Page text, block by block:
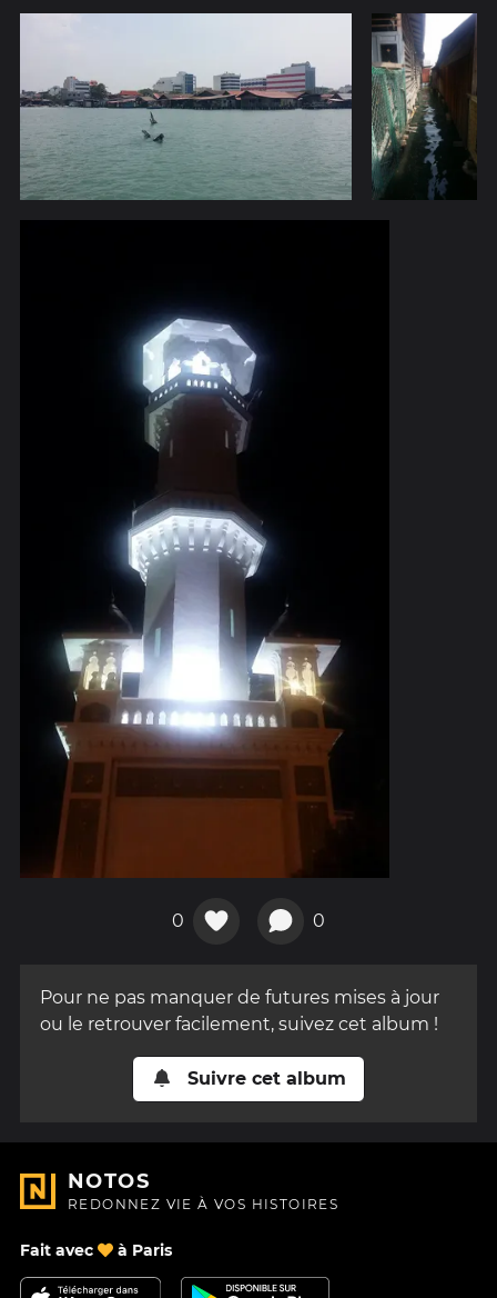
0 0
Pour ne pas manquer de futures mises à jour
ou le retrouver facilement, suivez cet album !
Suivre cet album
NOTOS
REDONNEZ VIE À VOS HISTOIRES
Fait avec à Paris